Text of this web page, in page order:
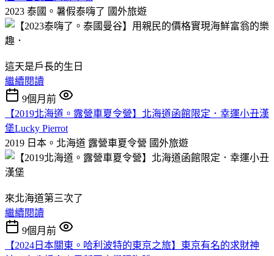
2023 泰國。暑假泰嗨了 國外旅遊
這天是戶長的生日
繼續閱讀
9個月前
【2019北海道。露營車夏令營】北海道函館限定．幸運小丑漢
堡Lucky Pierrot
2019 日本。北海道 露營車夏令營 國外旅遊
來北海道第三次了
繼續閱讀
9個月前
【2024日本關東。哈利波特的東京之旅】東京有名的求財神